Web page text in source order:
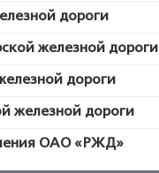
дороги
железной дороги
дороги
железной дороги
ОАО «РЖД»